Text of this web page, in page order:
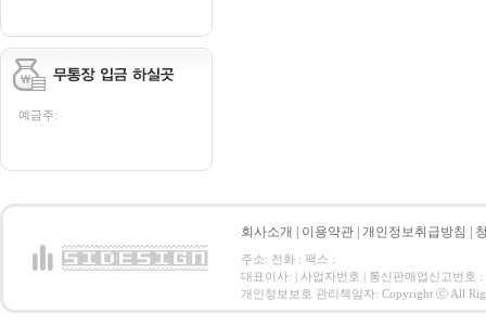
예금주:
회사소개 이용약관 개인정보취급방침
주소: 전화 : 팩스 :
대표이사: | 사업자번호 | 통신판매업신고번호 :
개인정보보호 관리책임자: Copyright ⓒ All